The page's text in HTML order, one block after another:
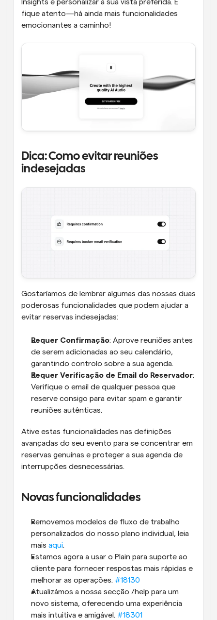
Insights e personalizar a sua vista preferida. E
fique atento—há ainda mais funcionalidades
emocionantes a caminho!
Dica: Como evitar reuniões
indesejadas
Gostaríamos de lembrar algumas das nossas duas
poderosas funcionalidades que podem ajudar a
evitar reservas indesejadas:
Requer Confirmação: Aprove reuniões antes
de serem adicionadas ao seu calendário,
garantindo controlo sobre a sua agenda.
Requer Verificação de Email do Reservador:
Verifique o email de qualquer pessoa que
reserve consigo para evitar spam e garantir
reuniões autênticas.
Ative estas funcionalidades nas definições
avançadas do seu evento para se concentrar em
reservas genuínas e proteger a sua agenda de
interrupções desnecessárias.
Novas funcionalidades
Removemos modelos de fluxo de trabalho
personalizados do nosso plano individual, leia
mais aqui.
Estamos agora a usar o Plain para suporte ao
cliente para fornecer respostas mais rápidas e
melhorar as operações. #18130
Atualizámos a nossa secção /help para um
novo sistema, oferecendo uma experiência
mais intuitiva e amigável. #18301